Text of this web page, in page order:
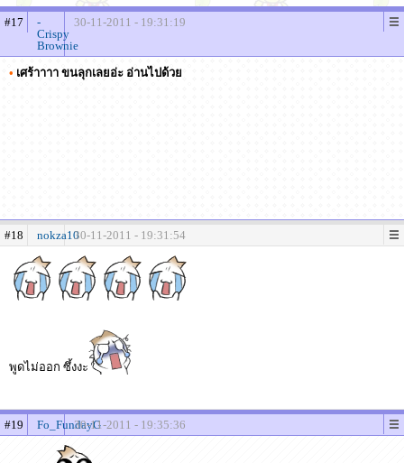
#17
-
Crispy
Brownie
30-11-2011 - 19:31:19
• เศร้าาาา ขนลุกเลยอ่ะ อ่านไปด้วย
#18 nokza1030-11-2011 - 19:31:54
พูดไม่ออก ซึ้งงะ
#19 Fo_FundayG30-11-2011 - 19:35:36